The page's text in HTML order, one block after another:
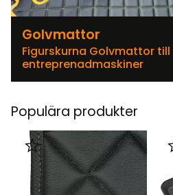
Golvmattor
Figurskurna Golvmattor till
entreprenadmaskiner
Populära produkter
Lägg till i favoriter